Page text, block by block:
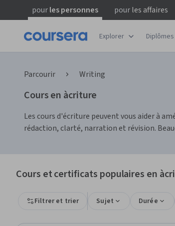
pourles personnes pourles affaires
Explorer Diplômes
Parcourir Writing
Cours en àcriture
Les cours d'écriture peuvent vous aider à
rédaction, clarté, narration et révision.
Cours et certificats populaires en
Filtrer et trier Sujet Durée